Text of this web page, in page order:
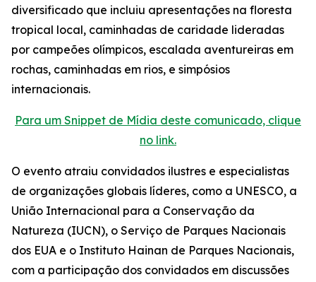
diversificado que incluiu apresentações na floresta
tropical local, caminhadas de caridade lideradas
por campeões olímpicos, escalada aventureiras em
rochas, caminhadas em rios, e simpósios
internacionais.
Para um Snippet de Mídia deste comunicado, clique
no link.
O evento atraiu convidados ilustres e especialistas
de organizações globais líderes, como a UNESCO, a
União Internacional para a Conservação da
Natureza (IUCN), o Serviço de Parques Nacionais
dos EUA e o Instituto Hainan de Parques Nacionais,
com a participação dos convidados em discussões